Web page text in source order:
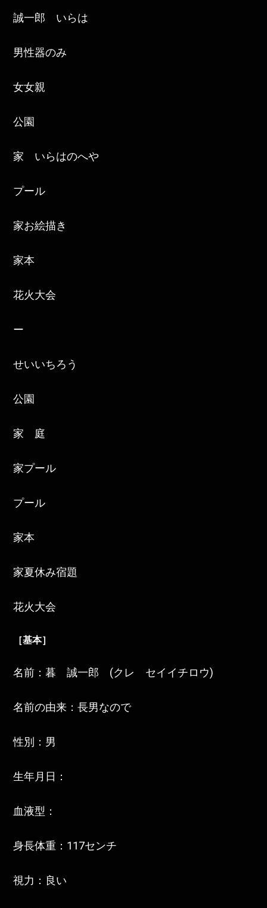
誠一郎 いらは
男性器のみ
女女親
公園
家 いらはのへや
プール
家お絵描き
家本
花火大会
ー
せいいちろう
公園
家 庭
家プール
プール
家本
家夏休み宿題
花火大会
［基本］
名前：暮 誠一郎 (クレ セイイチロウ)
名前の由来：長男なので
性別：男
生年月日：
血液型：
身長体重：117センチ
視力：良い